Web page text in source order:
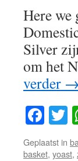
Here we
Silver
om het
verder →
Geplaatst in
basket, yoast,